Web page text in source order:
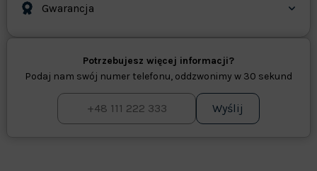
Gwarancja
Potrzebujesz więcej informacji?
Podaj nam swój numer telefonu, oddzwonimy w 30 sekund
Wyślij